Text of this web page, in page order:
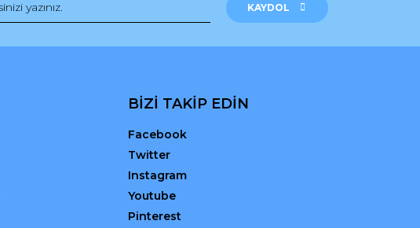
KAYDOL
BİZİ TAKİP EDİN
Facebook
Twitter
Instagram
Youtube
Pinterest